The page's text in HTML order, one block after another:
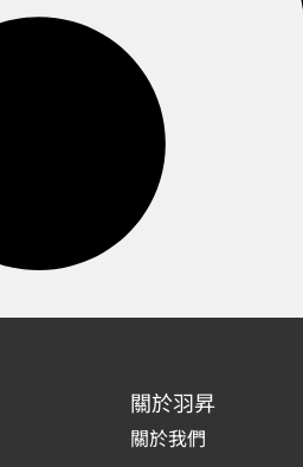
關於羽昇
關於我們